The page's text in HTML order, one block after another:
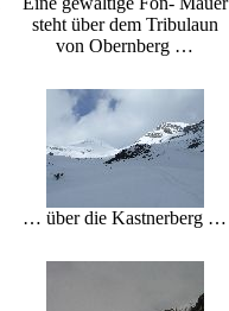
steht über dem Tribulaun
von Obernberg …
… über die Kastnerberg …